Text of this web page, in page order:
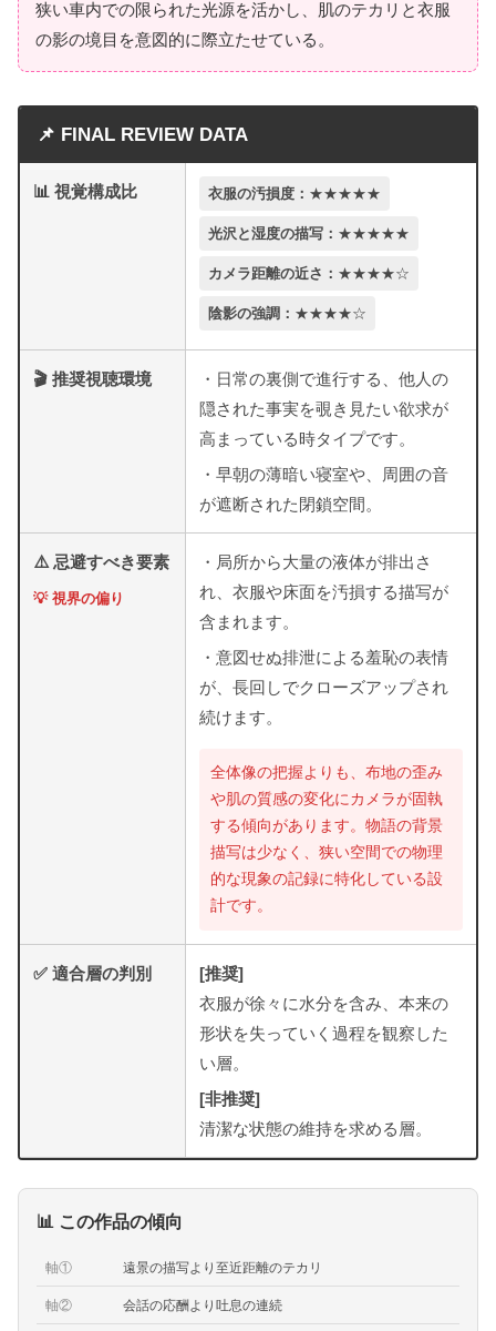
狭い車内での限られた光源を活かし、肌のテカリと衣服
の影の境目を意図的に際立たせている。
📌 FINAL REVIEW DATA
📊 視覚構成比 衣服の汚損度： ★★★★★
光沢と湿度の描写： ★★★★★
カメラ距離の近さ： ★★★★☆
陰影の強調： ★★★★☆
🎬 推奨視聴環境
・日常の裏側で進行する、他人の
隠された事実を覗き見たい欲求が
高まっている時タイプです。
・早朝の薄暗い寝室や、周囲の音
が遮断された閉鎖空間。
⚠️ 忌避すべき要素
💡 視界の偏り
・局所から大量の液体が排出さ
れ、衣服や床面を汚損する描写が
含まれます。
・意図せぬ排泄による羞恥の表情
が、長回しでクローズアップされ
続けます。
全体像の把握よりも、布地の歪み
や肌の質感の変化にカメラが固執
する傾向があります。物語の背景
描写は少なく、狭い空間での物理
的な現象の記録に特化している設
計です。
✅ 適合層の判別
[推奨]
衣服が徐々に水分を含み、本来の
形状を失っていく過程を観察した
い層。
[非推奨]
清潔な状態の維持を求める層。
📊 この作品の傾向
軸① 遠景の描写より至近距離のテカリ
軸② 会話の応酬より吐息の連続